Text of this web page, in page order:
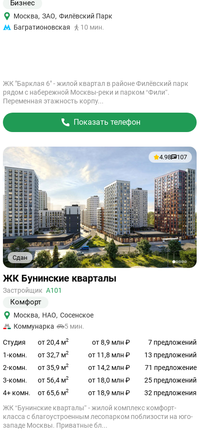
Бизнес
Москва, ЗАО, Филёвский Парк
Багратионовская
10 мин.
ЖК "Барклая 6" - жилой квартал в районе Филёвский парк
рядом с набережной Москвы-реки и парком “Фили”.
Переменная этажность корпу...
Показать телефон
Сдан
4.98 107
12345
Ссылка
на
объект
ЖК Бунинские кварталы
Застройщик А101
Комфорт
Москва, НАО, Сосенское
Коммунарка
5 мин.
Студия от 20,4 м2 от 8,9 млн ₽
7 предложений
1-комн.
от 32,7 м2 от 11,8 млн ₽
13 предложений
2-комн.
от 35,9 м2 от 14,2 млн ₽
71 предложение
3-комн.
от 56,4 м2 от 18,0 млн ₽
25 предложений
4+ комн.
от 65,6 м2 от 18,9 млн ₽
32 предложения
ЖК “Бунинские кварталы” - жилой комплекс комфорт-
класса с благоустроенным лесопарком поблизости на юго-
западе Москвы. Приватные бл...